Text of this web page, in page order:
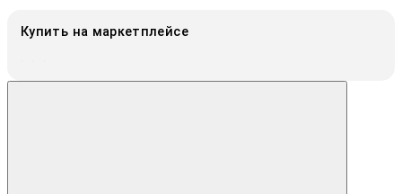
Купить на маркетплейсе